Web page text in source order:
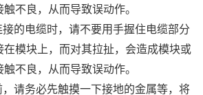
不良，从而导致误动作。
电缆时，请不要用手握住电缆部分
在模块上，而对其拉扯，会造成模块或
不良，从而导致误动作。
务必先触摸一下接地的金属等，将